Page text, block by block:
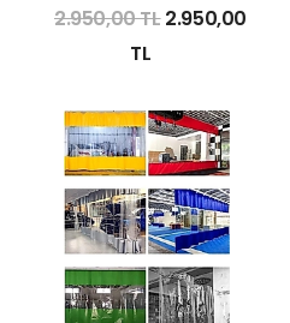
2.950,00 TL2.950,00
TL